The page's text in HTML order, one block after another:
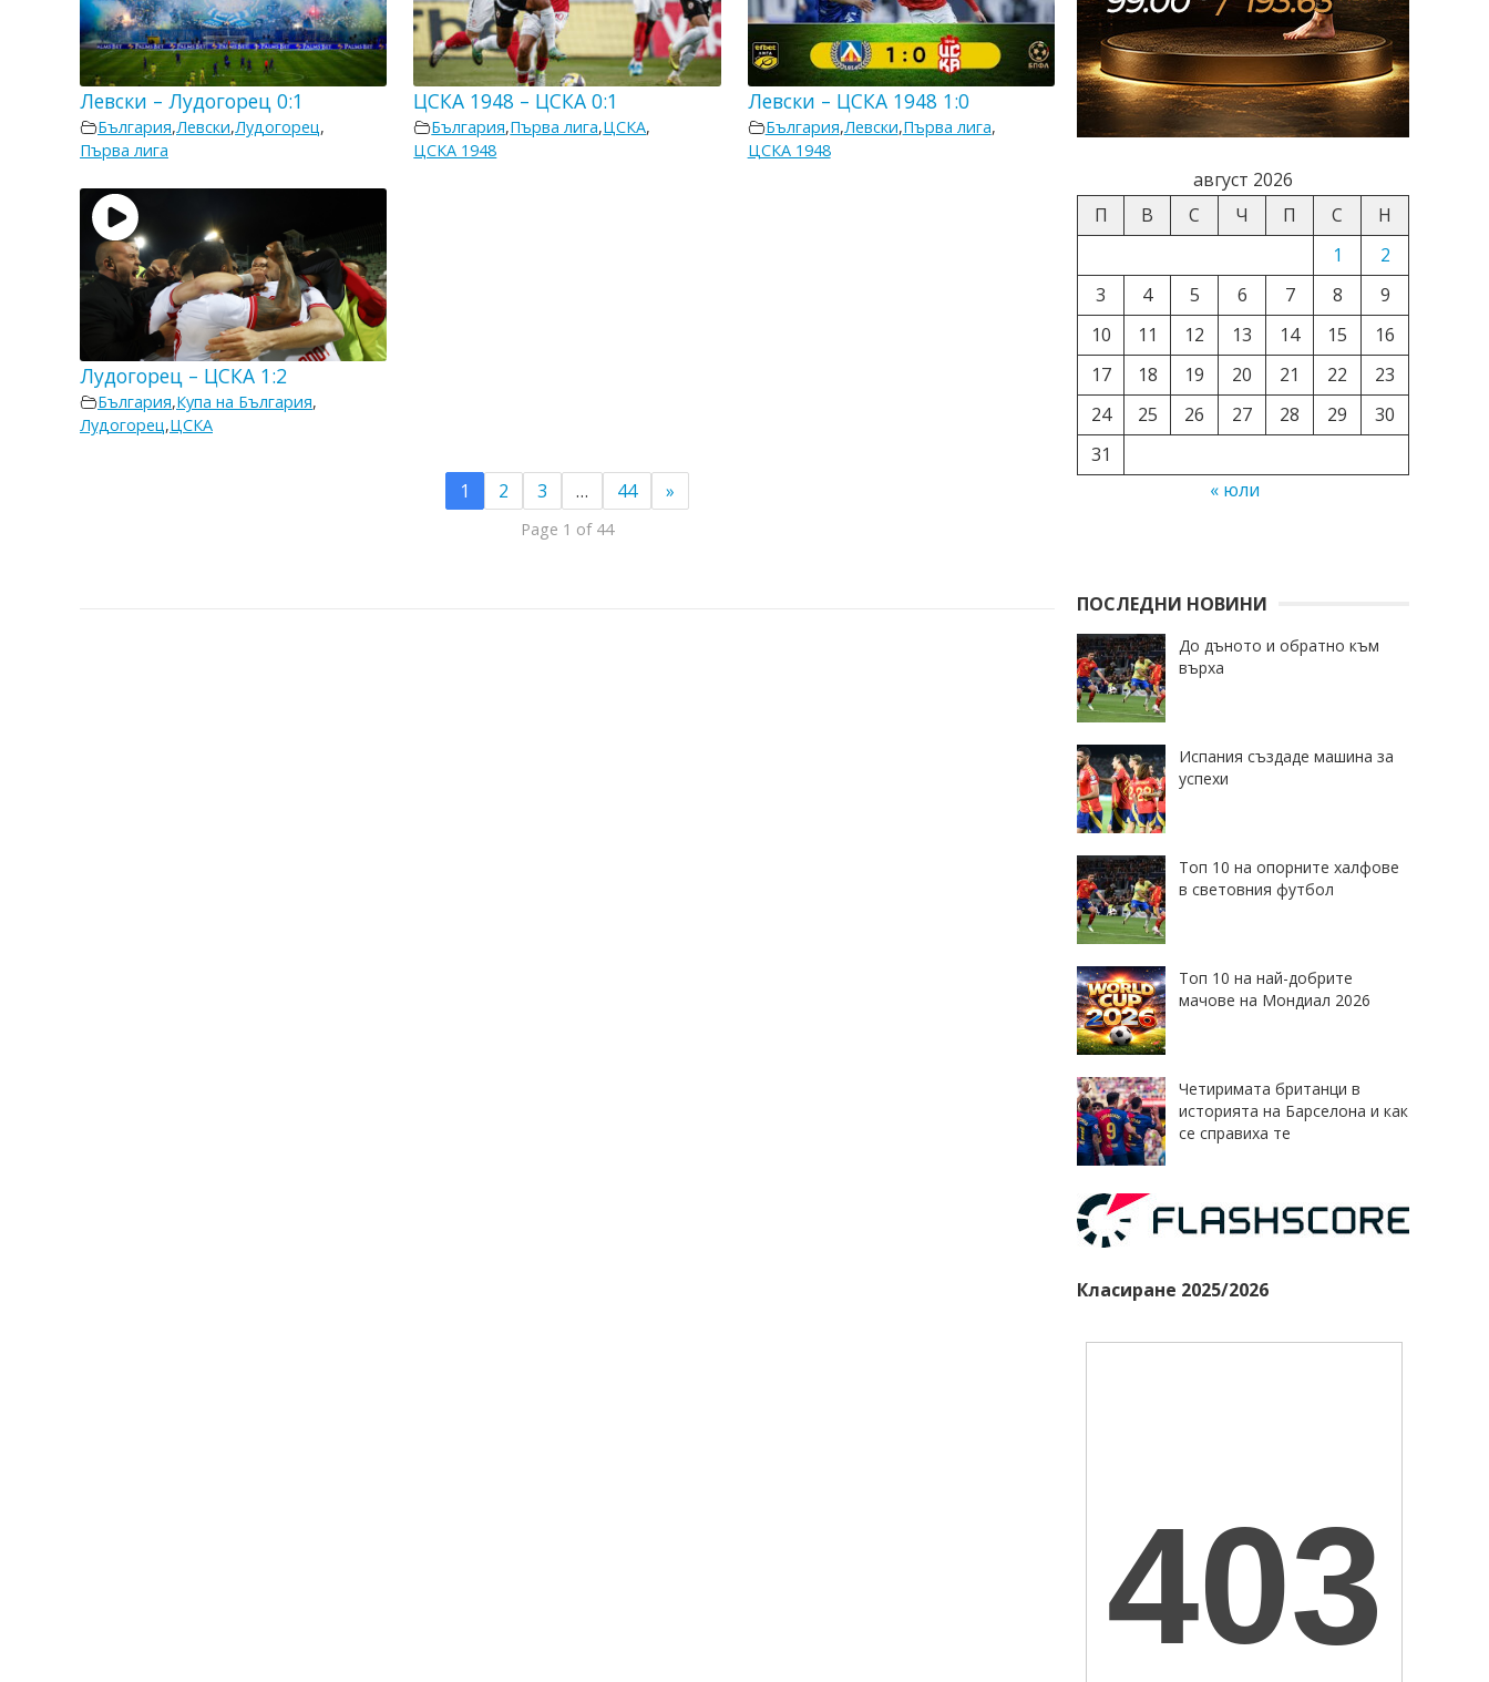
Левски – Лудогорец 0:1
България,Левски,Лудогорец,
Първа лига
ЦСКА 1948 – ЦСКА 0:1
България,Първа лига,ЦСКА,
ЦСКА 1948
Левски – ЦСКА 1948 1:0
България,Левски,Първа лига,
ЦСКА 1948
Лудогорец – ЦСКА 1:2
България,Купа на България,
Лудогорец,ЦСКА
1 2 3 … 44 »
Page 1 of 44
август 2026
П
В С Ч П С
Н
1
2
3
4 5 6 7 8
9
10
11 12 13 14 15
16
17
18 19 20 21 22
23
24
25 26 27 28 29
30
31
« юли
ПОСЛЕДНИ НОВИНИ
До дъното и обратно към
върха
Испания създаде машина за
успехи
Топ 10 на опорните халфове
в световния футбол
Топ 10 на най-добрите
мачове на Мондиал 2026
Четиримата британци в
историята на Барселона и как
се справиха те
Класиране 2025/2026